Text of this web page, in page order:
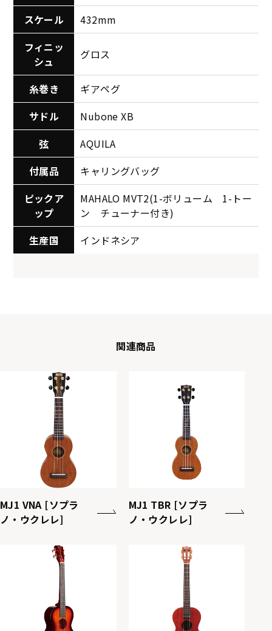
スケール
432mm
フィニッ
シュ
グロス
糸巻き
ギアペグ
サドル
Nubone XB
弦
AQUILA
付属品
キャリングバッグ
ピックア
ップ
MAHALO MVT2(1-ボリューム 1-トー
ン チューナー付き)
生産国
インドネシア
関連商品
MJ1 VNA [ソプラ
ノ・ウクレレ]
MJ1 TBR [ソプラ
ノ・ウクレレ]